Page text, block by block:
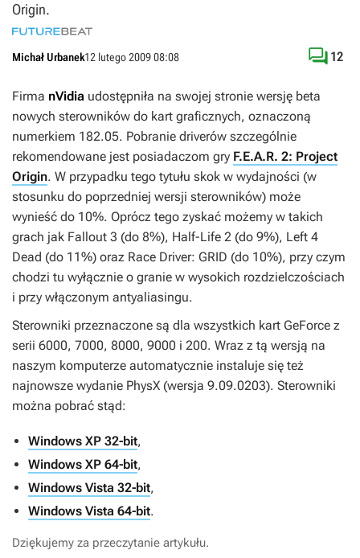
Origin.
Michał Urbanek12 lutego 2009 08:08  12
Firma nVidia udostępniła na swojej stronie wersję beta
nowych sterowników do kart graficznych, oznaczoną
numerkiem 182.05. Pobranie driverów szczególnie
rekomendowane jest posiadaczom gry F.E.A.R. 2: Project
Origin. W przypadku tego tytułu skok w wydajności (w
stosunku do poprzedniej wersji sterowników) może
wynieść do 10%. Oprócz tego zyskać możemy w takich
grach jak Fallout 3 (do 8%), Half-Life 2 (do 9%), Left 4
Dead (do 11%) oraz Race Driver: GRID (do 10%), przy czym
chodzi tu wyłącznie o granie w wysokich rozdzielczościach
i przy włączonym antyaliasingu.
Sterowniki przeznaczone są dla wszystkich kart GeForce z
serii 6000, 7000, 8000, 9000 i 200. Wraz z tą wersją na
naszym komputerze automatycznie instaluje się też
najnowsze wydanie PhysX (wersja 9.09.0203). Sterowniki
można pobrać stąd:
Windows XP 32-bit,
Windows XP 64-bit,
Windows Vista 32-bit,
Windows Vista 64-bit.
Dziękujemy za przeczytanie artykułu.